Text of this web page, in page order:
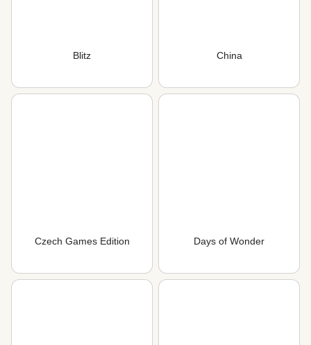
Blitz China
Czech Games Edition Days of Wonder